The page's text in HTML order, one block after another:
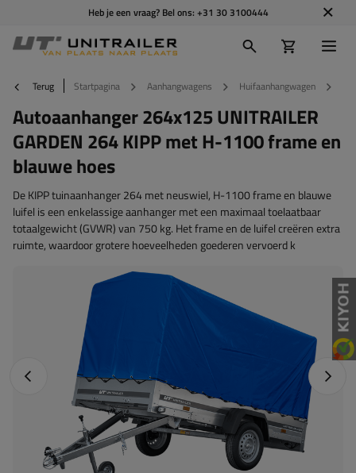
Heb je een vraag? Bel ons: +31 30 3100444
Terug Startpagina Aanhangwagens Huifaanhangwagen
Autoaanhanger 264x125 UNITRAILER
GARDEN 264 KIPP met H-1100 frame en
blauwe hoes
De KIPP tuinaanhanger 264 met neuswiel, H-1100 frame en blauwe
luifel is een enkelassige aanhanger met een maximaal toelaatbaar
totaalgewicht (GVWR) van 750 kg. Het frame en de luifel creëren extra
ruimte, waardoor grotere hoeveelheden goederen vervoerd k
Vorige foto